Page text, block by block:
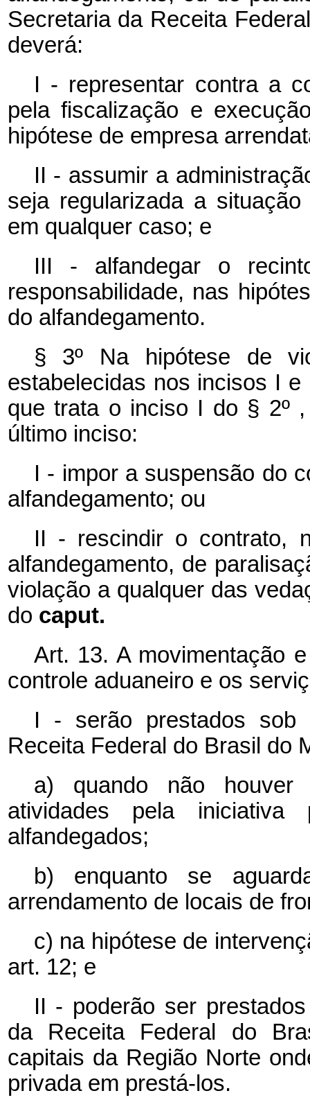
Secretaria da Receita
deverá:
I - representar contra a
pela fiscalização e
hipótese de empresa
II - assumir a
seja regularizada a
em qualquer caso; e
III - alfandegar o
responsabilidade, nas
do alfandegamento.
§ 3º Na hipótese de
estabelecidas nos incisos I
que trata o inciso I do § 2º
último inciso:
I - impor a suspensão do
alfandegamento; ou
II - rescindir o contrato,
alfandegamento, de
violação a qualquer das
do caput.
Art. 13. A movimentação
controle aduaneiro e os
I - serão prestados sob
Receita Federal do Brasil do
a) quando não houver
atividades pela
alfandegados;
b) enquanto se
arrendamento de locais de
c) na hipótese de
art. 12; e
II - poderão ser
da Receita Federal do
capitais da Região Norte
privada em prestá-los.